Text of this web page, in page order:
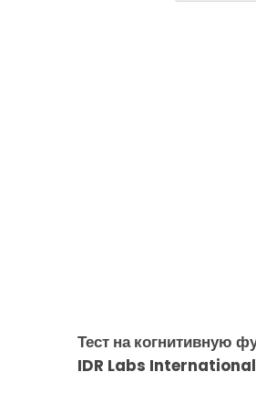
Тест на когнитивную
IDR Labs